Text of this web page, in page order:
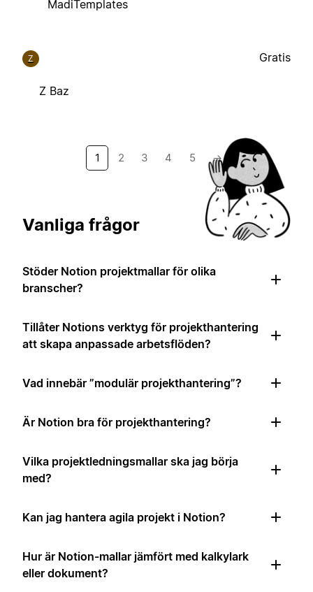
MadiTemplates
Z
Z Baz
Gratis
1 2 3 4 5 →
Vanliga frågor
Stöder Notion projektmallar för olika
branscher?
Tillåter Notions verktyg för projekthantering
att skapa anpassade arbetsflöden?
Vad innebär ”modulär projekthantering”?
Är Notion bra för projekthantering?
Vilka projektledningsmallar ska jag börja
med?
Kan jag hantera agila projekt i Notion?
Hur är Notion-mallar jämfört med kalkylark
eller dokument?